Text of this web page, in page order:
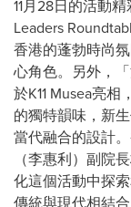
11月28日的活動
Leaders
香港的蓬勃時尚
心角色。另外，
於K11 Musea亮
的獨特韻味，新
當代融合的設計
（李惠利）副院
化這個活動中探
傳統與現代相結